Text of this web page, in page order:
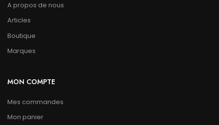
A propos de nous
Articles
Boutique
Marques
MON COMPTE
Mes commandes
Mon panier